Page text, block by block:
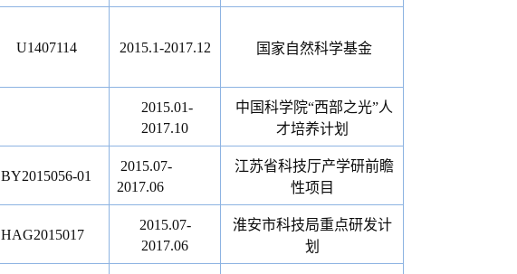
U1407114 2015.1-2017.12 国家自然科学基金
2015.01-
2017.10
中国科学院“西部之光”人
才培养计划
BY2015056-01
2015.07-
2017.06
江苏省科技厅产学研前瞻
性项目
HAG2015017
2015.07-
2017.06
淮安市科技局重点研发计
划